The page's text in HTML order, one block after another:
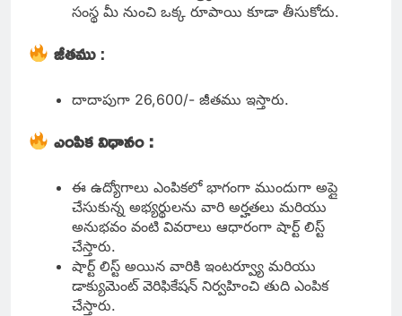
సంస్థ మీ నుంచి ఒక్క రూపాయి కూడా తీసుకోదు.
జీతము:
దాదాపుగా 26,600/- జీతము ఇస్తారు.
ఎంపిక విధానం :
ఈ ఉద్యోగాలు ఎంపికలో భాగంగా ముందుగా అప్లై
చేసుకున్న అభ్యర్థులను వారి అర్హతలు మరియు
అనుభవం వంటి వివరాలు ఆధారంగా షార్ట్ లిస్ట్
చేస్తారు.
షార్ట్ లిస్ట్ అయిన వారికి ఇంటర్వ్యూ మరియు
డాక్యుమెంట్ వెరిఫికేషన్ నిర్వహించి తుది ఎంపిక
చేస్తారు.